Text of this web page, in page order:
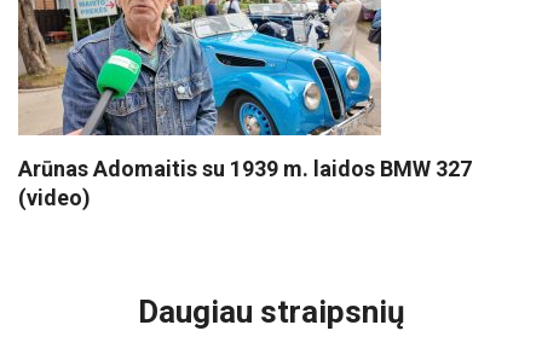
Arūnas Adomaitis su 1939 m. laidos BMW 327
(video)
Daugiau straipsnių